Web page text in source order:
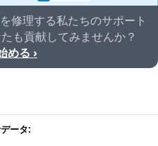
修理する私たちのサポート
も貢献してみませんか？
める ›
ータ: